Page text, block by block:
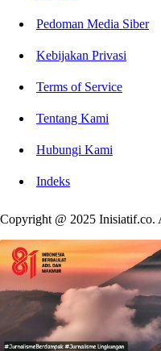
Pedoman Media Siber
Kebijakan Privasi
Terms of Service
Tentang Kami
Hubungi Kami
Indeks
Copyright @ 2025 Inisiatif.co.